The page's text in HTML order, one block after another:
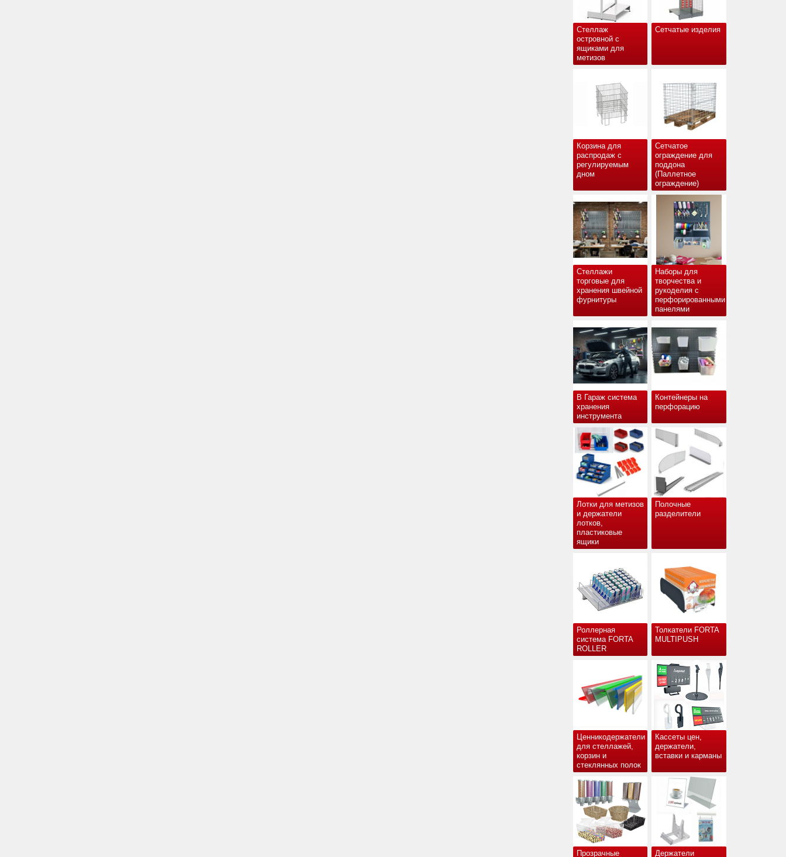
Стеллаж
островной с
ящиками для
метизов
Сетчатые изделия
Корзина для
распродаж с
регулируемым
дном
Сетчатое
ограждение для
поддона
(Паллетное
ограждение)
Стеллажи
торговые для
хранения швейной
фурнитуры
Наборы для
творчества и
рукоделия с
перфорированными
панелями
В Гараж система
хранения
инструмента
Контейнеры на
перфорацию
Лотки для метизов
и держатели
лотков,
пластиковые
ящики
Полочные
разделители
Роллерная
система FORTA
ROLLER
Толкатели FORTA
MULTIPUSH
Ценникодержатели
для стеллажей,
корзин и
стеклянных полок
Кассеты цен,
держатели,
вставки и карманы
Прозрачные Держатели